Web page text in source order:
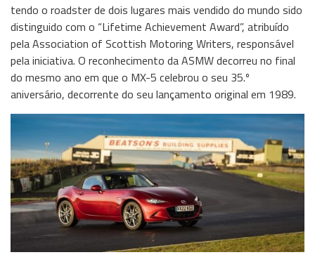
tendo o roadster de dois lugares mais vendido do mundo sido
distinguido com o “Lifetime Achievement Award”, atribuído
pela Association of Scottish Motoring Writers, responsável
pela iniciativa. O reconhecimento da ASMW decorreu no final
do mesmo ano em que o MX-5 celebrou o seu 35.º
aniversário, decorrente do seu lançamento original em 1989.